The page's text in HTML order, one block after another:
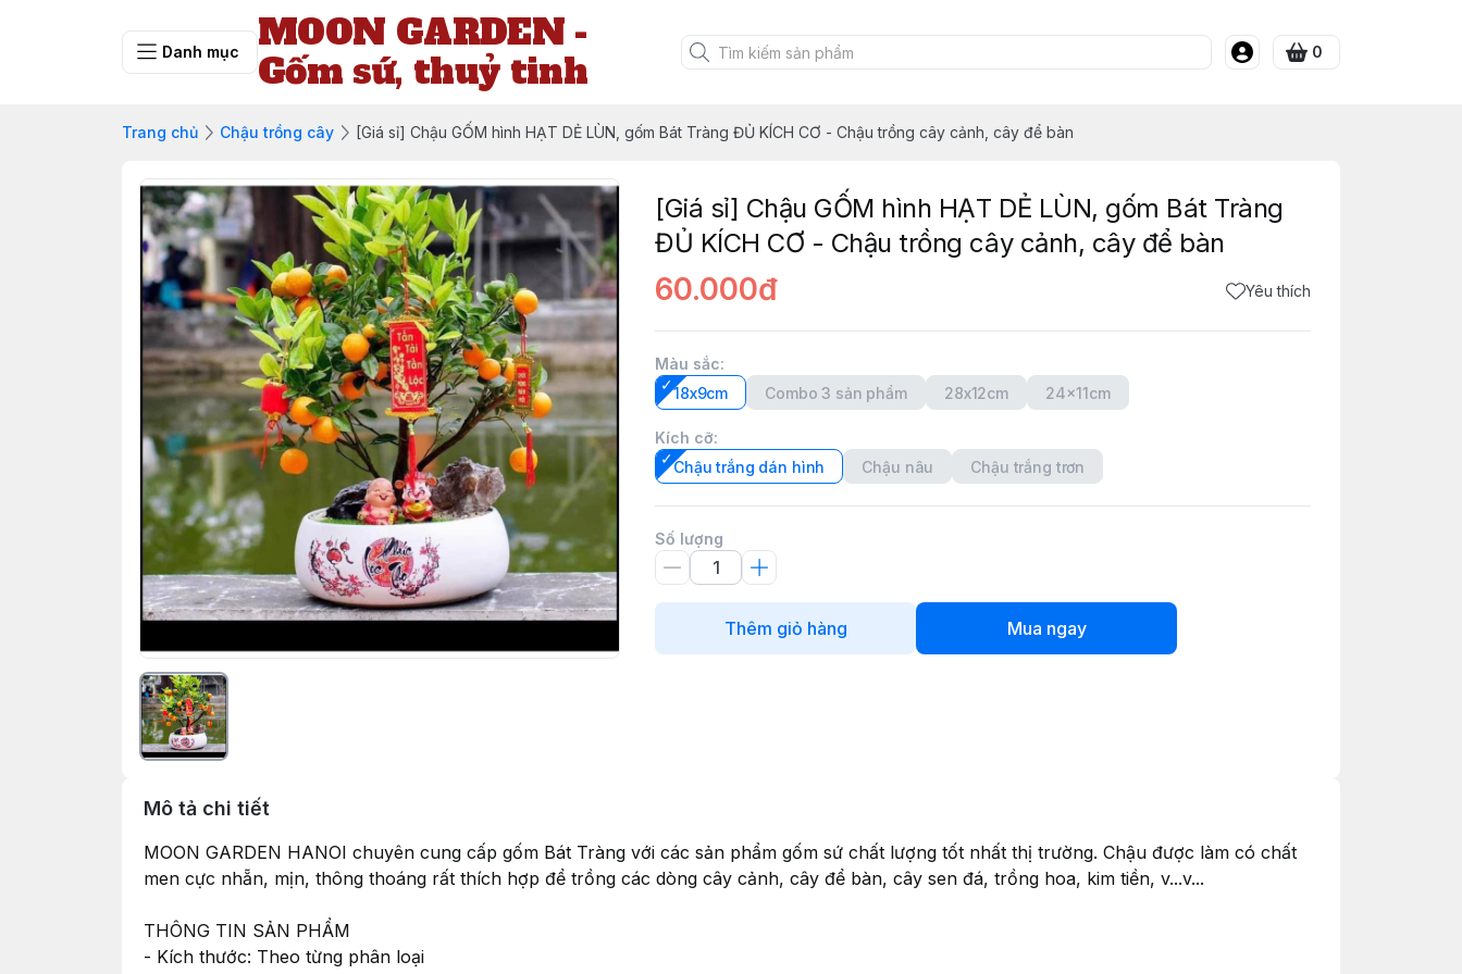
Danh mục
MOON GARDEN -
Gốm sứ, thuỷ tinh
0
Trang chủ Chậu trồng cây [Giá sỉ] Chậu GỐM hình HẠT DẺ LÙN, gốm Bát Tràng ĐỦ KÍCH CƠ - Chậu trồng cây cảnh, cây để bàn
[Giá sỉ] Chậu GỐM hình HẠT DẺ LÙN, gốm Bát Tràng
ĐỦ KÍCH CƠ - Chậu trồng cây cảnh, cây để bàn
60.000đ Yêu thích
Màu sắc:
18x9cm
Combo 3 sản phẩm 28x12cm 24x11cm
Kích cỡ:
Chậu trắng dán hình
Chậu nâu Chậu trắng trơn
Số lượng
Thêm giỏ hàng Mua ngay
Mô tả chi tiết
MOON GARDEN HANOI chuyên cung cấp gốm Bát Tràng với các sản phẩm gốm sứ chất lượng tốt nhất thị trường. Chậu được làm có chất
men cực nhẵn, mịn, thông thoáng rất thích hợp để trồng các dòng cây cảnh, cây để bàn, cây sen đá, trồng hoa, kim tiền, v...v...
THÔNG TIN SẢN PHẨM
- Kích thước: Theo từng phân loại